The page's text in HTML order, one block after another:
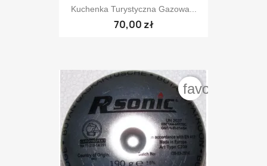
Kuchenka Turystyczna Gazowa...
70,00 zł